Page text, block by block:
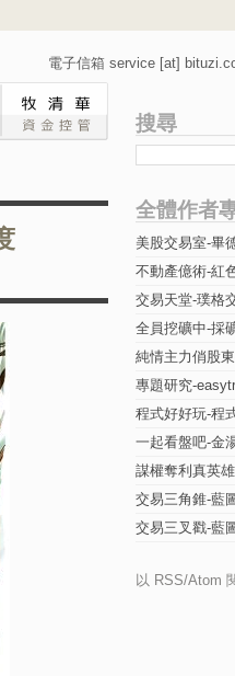
電子信箱 service [at]
搜尋
全體作者
美股交易室-畢
不動產億術-紅
交易天堂-璞格
全員挖礦中-採
純情主力俏股
專題研究-
程式好好玩-程
一起看盤吧-金
謀權奪利真英
交易三角錐-藍
交易三叉戳-藍
以 RSS/Atom